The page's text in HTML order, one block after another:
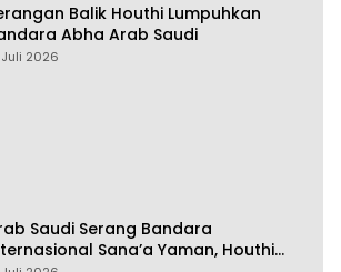
Balik Houthi Lumpuhkan
Abha Arab Saudi
Juli 2026
Saudi Serang Bandara
Sana’a Yaman, Houthi